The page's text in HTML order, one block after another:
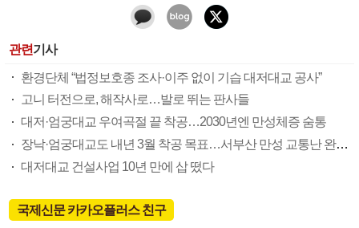
관련기사
환경단체 “법정보호종 조사·이주 없이 기습 대저대교 공사”
고니 터전으로, 해작사로…발로 뛰는 판사들
대저·엄궁대교 우여곡절 끝 착공…2030년엔 만성체증 숨통
장낙·엄궁대교도 내년 3월 착공 목표…서부산 만성 교통난 완화 속도
대저대교 건설사업 10년 만에 삽 떴다
국제신문 카카오플러스 친구